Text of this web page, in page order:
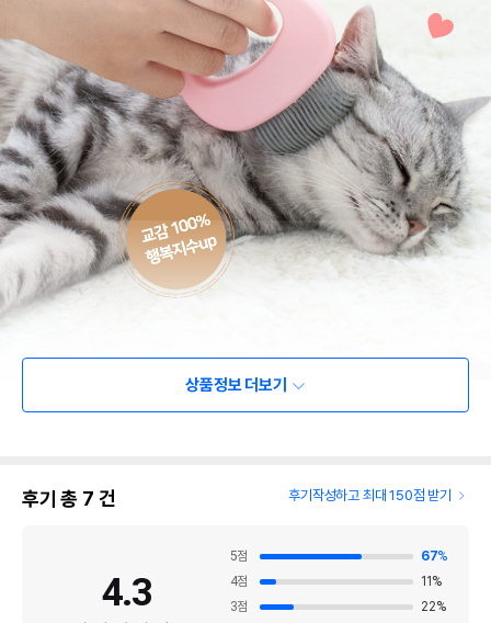
상품정보 더보기
후기 총 7 건 후기작성하고 최대 150점 받기
4.3
5점 67%
4점 11 %
3점 22%